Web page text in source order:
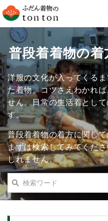
普段着着物の
洋服の文化が入ってくる
た着物。コツさえわかれ
せん。日常の生活着とし
す。
普段着着物の着方に関し
まずは検索してみてくだ
しれません。